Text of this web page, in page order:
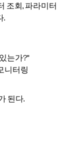
조회, 파라미터
.
는가?”
니터링
된다.